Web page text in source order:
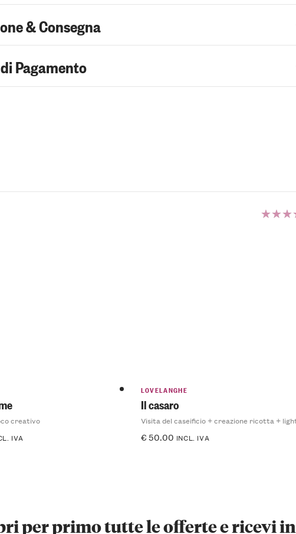
& Consegna
Pagamento
creativo
IVA
LOVELANGHE
Il casaro
€50.00 INCL. IVA
per primo tutte le offerte e ricevi in